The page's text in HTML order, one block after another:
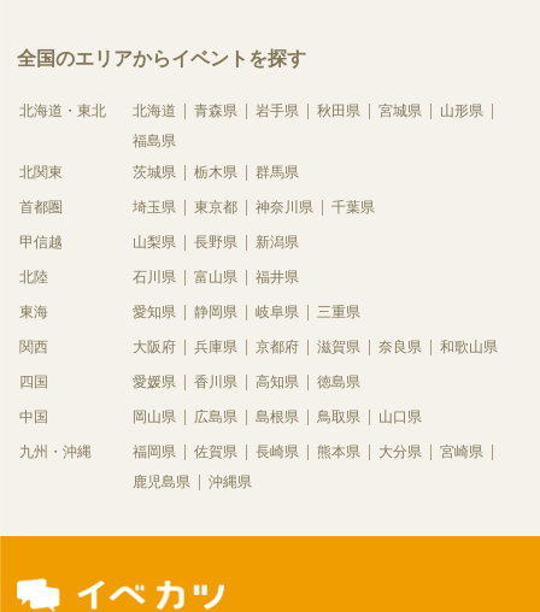
全国のエリアからイベントを探す
北海道・東北 北海道 青森県 岩手県 秋田県 宮城県
山形県
福島県
北関東
茨城県 栃木県 群馬県
首都圏 埼玉県 東京都 神奈川県 千葉県
甲信越 山梨県 長野県 新潟県
北陸 石川県 富山県 福井県
東海 愛知県 静岡県 岐阜県 三重県
関西 大阪府 兵庫県 京都府 滋賀県 奈良県 和歌山県
四国 愛媛県 香川県 高知県 徳島県
中国 岡山県 広島県 島根県 鳥取県 山口県
九州・沖縄 福岡県 佐賀県 長崎県 熊本県 大分県
宮崎県
鹿児島県
沖縄県